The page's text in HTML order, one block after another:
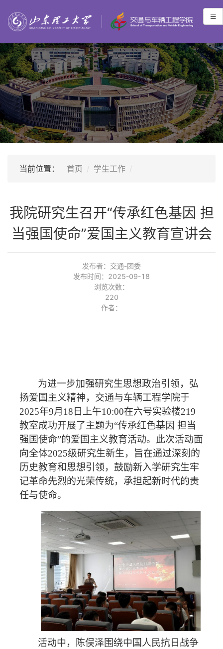
当前位置： 首页 学生工作
我院研究生召开“传承红色基因 担
当强国使命”爱国主义教育宣讲会
发布者：交通-团委
发布时间：2025-09-18
浏览次数：
220
作者：
为进一步加强研究生思想政治引领，弘
扬爱国主义精神，交通与车辆工程学院于
2025年9月 18 日上午10:00在六号实验楼219
教室成功开展了主题为“传承红色基因 担当
强国使命”的爱国主义教育活动。此次活动面
向全体2025级研究生新生，旨在通过深刻的
历史教育和思想引领，鼓励新入学研究生牢
记革命先烈的光荣传统，承担起新时代的责
任与使命。
活动中，陈俣泽围绕中国人民抗日战争